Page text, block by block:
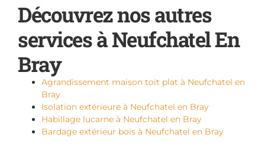
Découvrez nos autres
services à Neufchatel En
Bray
Agrandissement maison toit plat à Neufchatel en
Bray
Isolation extérieure à Neufchatel en Bray
Habillage lucarne à Neufchatel en Bray
Bardage extérieur bois à Neufchatel en Bray